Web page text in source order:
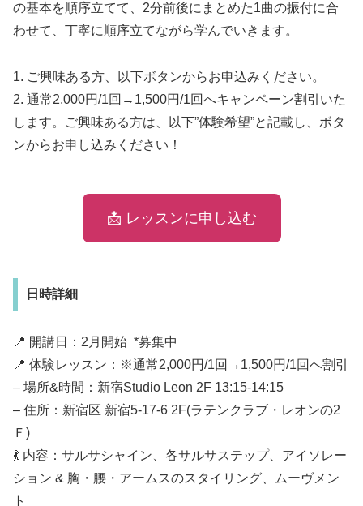
の基本を順序立てて、2分前後にまとめた1曲の振付に合
わせて、丁寧に順序立てながら学んでいきます。
1. ご興味ある方、以下ボタンからお申込みください。
2. 通常2,000円/1回→1,500円/1回へキャンペーン割引いた
します。ご興味ある方は、以下”体験希望”と記載し、ボタ
ンからお申し込みください！
📩 レッスンに申し込む
日時詳細
📍 開講日：2月開始 *募集中
📍 体験レッスン：※通常2,000円/1回→1,500円/1回へ割引
– 場所&時間：新宿Studio Leon 2F 13:15-14:15
– 住所：新宿区 新宿5-17-6 2F(ラテンクラブ・レオンの2
Ｆ)
💃 内容：サルサシャイン、各サルサステップ、アイソレー
ション & 胸・腰・アームスのスタイリング、ムーヴメン
ト